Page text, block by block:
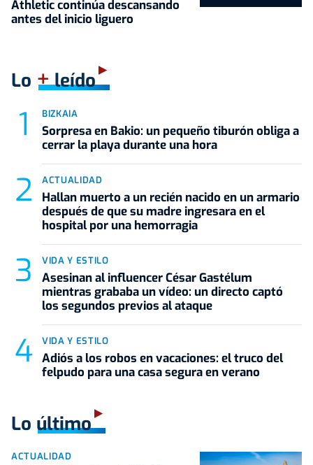
Athletic continúa descansando
antes del inicio liguero
Lo +leído
BIZKAIA
Sorpresa en Bakio: un pequeño tiburón obliga a
cerrar la playa durante una hora
ACTUALIDAD
Hallan muerto a un recién nacido en un armario
después de que su madre ingresara en el
hospital por una hemorragia
VIDA Y ESTILO
Asesinan al influencer César Gastélum
mientras grababa un vídeo: un directo captó
los segundos previos al ataque
VIDA Y ESTILO
Adiós a los robos en vacaciones: el truco del
felpudo para una casa segura en verano
Lo último
ACTUALIDAD